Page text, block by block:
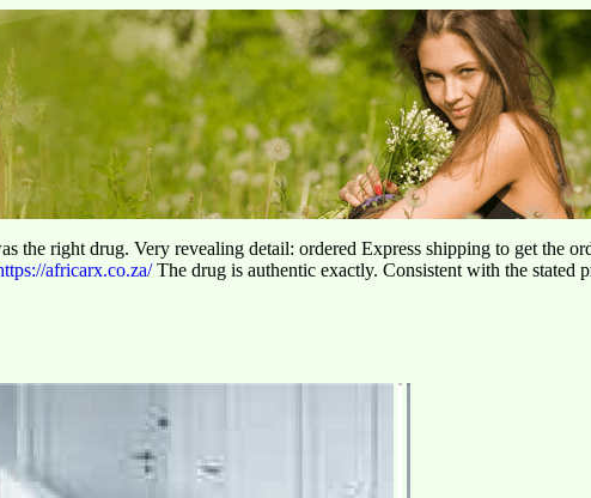
the right drug. Very revealing detail: ordered Express shipping to get the
africarx.co.za/The drug is authentic exactly. Consistent with the stated